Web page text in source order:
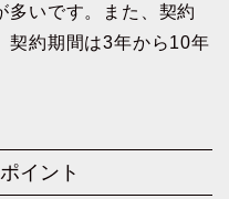
多いです。また、契約
契約期間は3年から10年
イント